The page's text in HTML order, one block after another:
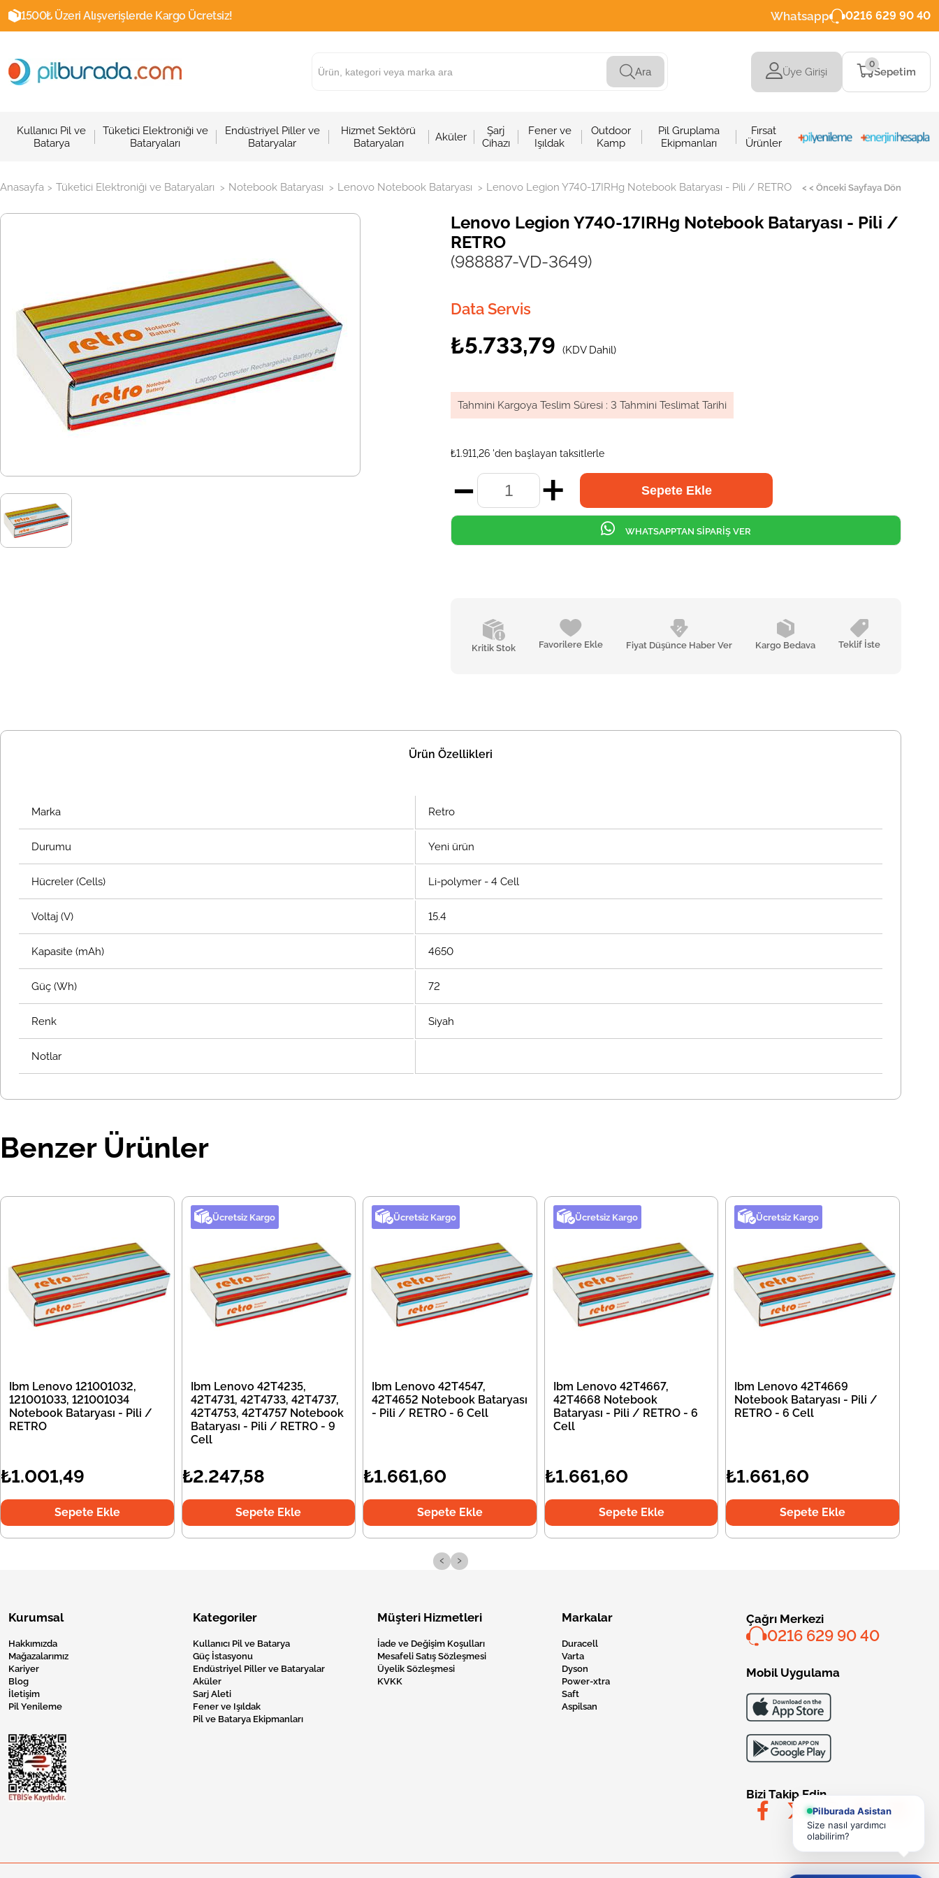
1500₺ Üzeri Alışverişlerde Kargo Ücretsiz! Whatsapp 0216 629 90 40
Ara Üye Girişi Sepetim
0
Kullanıcı Pil ve
Batarya
Tüketici Elektroniği ve
Bataryaları
Endüstriyel Piller ve
Bataryalar
Hizmet Sektörü
Bataryaları
Aküler
Şarj
Cihazı
Fener ve
Işıldak
Outdoor
Kamp
Pil Gruplama
Ekipmanları
Fırsat
Ürünler
Anasayfa > Tüketici Elektroniği ve Bataryaları > Notebook Bataryası > Lenovo Notebook Bataryası > Lenovo Legion Y740-17IRHg Notebook Bataryası - Pili / RETRO < < Önceki Sayfaya Dön
Lenovo Legion Y740-17IRHg Notebook Bataryası - Pili /
RETRO
(988887-VD-3649)
Data Servis
₺5.733,79 (KDV Dahil)
Tahmini Kargoya Teslim Süresi : 3 Tahmini Teslimat Tarihi
₺1.911,26 'den başlayan taksitlerle
Kritik Stok Favorilere Ekle Fiyat Düşünce Haber Ver Kargo Bedava Teklif İste
WHATSAPPTAN SİPARİŞ VER
Ürün Özellikleri
Marka Retro
Durumu Yeni ürün
Hücreler (Cells) Li-polymer - 4 Cell
Voltaj (V) 15.4
Kapasite (mAh) 4650
Güç (Wh) 72
Renk Siyah
Notlar
Benzer Ürünler
Ibm Lenovo 121001032,
121001033, 121001034
Notebook Bataryası - Pili /
RETRO
₺1.001,49
Sepete Ekle
Ücretsiz Kargo
Ibm Lenovo 42T4235,
42T4731, 42T4733, 42T4737,
42T4753, 42T4757 Notebook
Bataryası - Pili / RETRO - 9
Cell
₺2.247,58
Sepete Ekle
Ücretsiz Kargo
Ibm Lenovo 42T4547,
42T4652 Notebook Bataryası
- Pili / RETRO - 6 Cell
₺1.661,60
Sepete Ekle
Ücretsiz Kargo
Ibm Lenovo 42T4667,
42T4668 Notebook
Bataryası - Pili / RETRO - 6
Cell
₺1.661,60
Sepete Ekle
Ücretsiz Kargo
Ibm Lenovo 42T4669
Notebook Bataryası - Pili /
RETRO - 6 Cell
₺1.661,60
Sepete Ekle
‹ ›
Kurumsal
Hakkımızda
Mağazalarımız
Kariyer
Blog
İletişim
Pil Yenileme
Kategoriler
Kullanıcı Pil ve Batarya
Güç İstasyonu
Endüstriyel Piller ve Bataryalar
Aküler
Sarj Aleti
Fener ve Işıldak
Pil ve Batarya Ekipmanları
Müşteri Hizmetleri
İade ve Değişim Koşulları
Mesafeli Satış Sözleşmesi
Üyelik Sözleşmesi
KVKK
Markalar
Duracell
Varta
Dyson
Power-xtra
Saft
Aspilsan
Çağrı Merkezi
0216 629 90 40
Mobil Uygulama
Bizi Takip Edin
Pilburada Asistan
Size nasıl yardımcı
olabilirim?